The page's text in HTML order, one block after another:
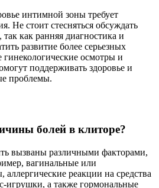
интимной зоны требует
Не стоит стесняться обсуждать
как ранняя диагностика и
развитие более серьезных
гинекологические осмотры и
поддерживать здоровье и
проблемы.
болей в клиторе?
вызваны различными факторами,
вагинальные или
реакции на средства
игрушки, а также гормональные